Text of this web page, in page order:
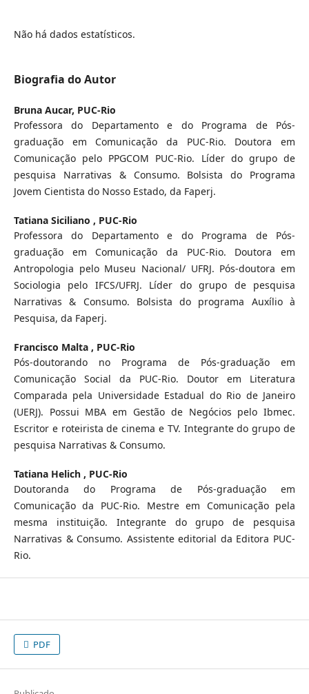
Não há dados estatísticos.
Biografia do Autor
Bruna Aucar, PUC-Rio
Professora do Departamento e do Programa de Pós-
graduação em Comunicação da PUC-Rio. Doutora em
Comunicação pelo PPGCOM PUC-Rio. Líder do grupo de
pesquisa Narrativas & Consumo. Bolsista do Programa
Jovem Cientista do Nosso Estado, da Faperj.
Tatiana Siciliano , PUC-Rio
Professora do Departamento e do Programa de Pós-
graduação em Comunicação da PUC-Rio. Doutora em
Antropologia pelo Museu Nacional/ UFRJ. Pós-doutora em
Sociologia pelo IFCS/UFRJ. Líder do grupo de pesquisa
Narrativas & Consumo. Bolsista do programa Auxílio à
Pesquisa, da Faperj.
Francisco Malta , PUC-Rio
Pós-doutorando no Programa de Pós-graduação em
Comunicação Social da PUC-Rio. Doutor em Literatura
Comparada pela Universidade Estadual do Rio de Janeiro
(UERJ). Possui MBA em Gestão de Negócios pelo Ibmec.
Escritor e roteirista de cinema e TV. Integrante do grupo de
pesquisa Narrativas & Consumo.
Tatiana Helich , PUC-Rio
Doutoranda do Programa de Pós-graduação em
Comunicação da PUC-Rio. Mestre em Comunicação pela
mesma instituição. Integrante do grupo de pesquisa
Narrativas & Consumo. Assistente editorial da Editora PUC-
Rio.
PDF